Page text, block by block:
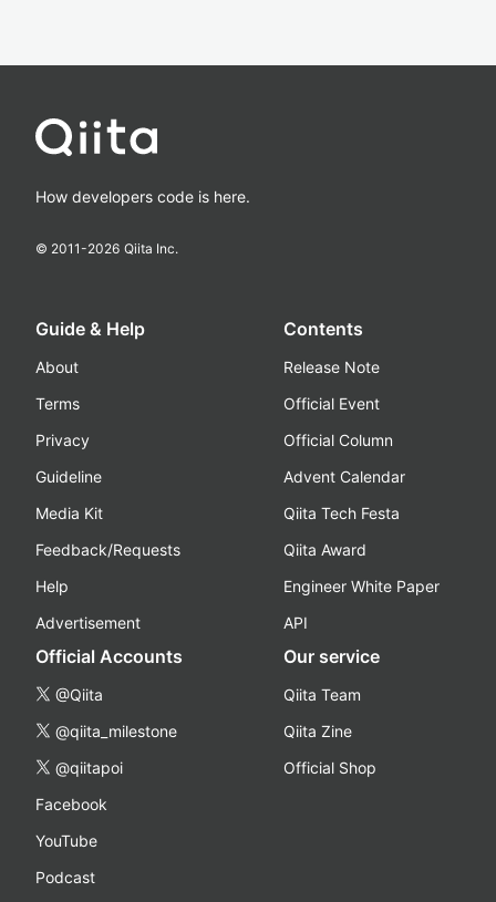
How developers code is here.
© 2011-2026 Qiita Inc.
Guide & Help
About
Terms
Privacy
Guideline
Media Kit
Feedback/Requests
Help
Advertisement
Contents
Release Note
Official Event
Official Column
Advent Calendar
Qiita Tech Festa
Qiita Award
Engineer White Paper
API
Official Accounts
@Qiita
@qiita_milestone
@qiitapoi
Facebook
YouTube
Podcast
Our service
Qiita Team
Qiita Zine
Official Shop